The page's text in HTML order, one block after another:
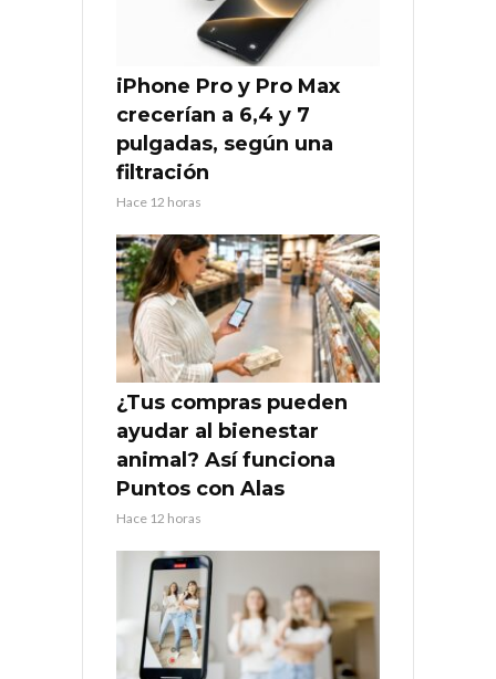
iPhone Pro y Pro Max
crecerían a 6,4 y 7
pulgadas, según una
filtración
Hace 12 horas
¿Tus compras pueden
ayudar al bienestar
animal? Así funciona
Puntos con Alas
Hace 12 horas